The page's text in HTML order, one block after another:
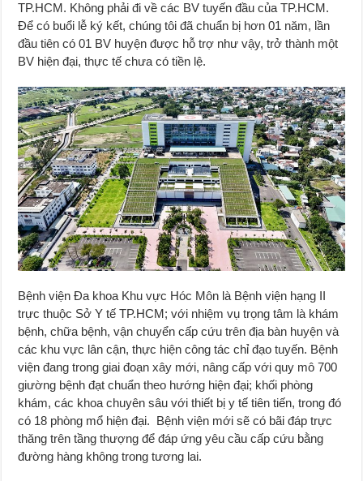
TP.HCM. Không phải đi về các BV tuyến đầu của TP.HCM.
Để có buổi lễ ký kết, chúng tôi đã chuẩn bị hơn 01 năm, lần
đầu tiên có 01 BV huyện được hỗ trợ như vậy, trở thành một
BV hiện đại, thực tế chưa có tiền lệ.
Bệnh viện Đa khoa Khu vực Hóc Môn là Bệnh viện hạng II
trực thuộc Sở Y tế TP.HCM; với nhiệm vụ trọng tâm là khám
bệnh, chữa bệnh, vận chuyển cấp cứu trên địa bàn huyện và
các khu vực lân cận, thực hiện công tác chỉ đạo tuyến. Bệnh
viện đang trong giai đoạn xây mới, nâng cấp với quy mô 700
giường bệnh đạt chuẩn theo hướng hiện đại; khối phòng
khám, các khoa chuyên sâu với thiết bị y tế tiên tiến, trong đó
có 18 phòng mổ hiện đại. Bệnh viện mới sẽ có bãi đáp trực
thăng trên tầng thượng để đáp ứng yêu cầu cấp cứu bằng
đường hàng không trong tương lai.